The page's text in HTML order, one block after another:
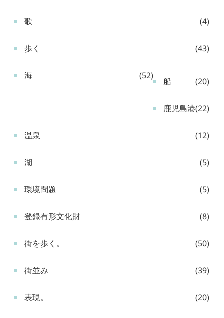
歌 (4)
歩く (43)
海 (52)
船 (20)
鹿児島港(22)
温泉 (12)
湖 (5)
環境問題 (5)
登録有形文化財 (8)
街を歩く。 (50)
街並み (39)
表現。 (20)